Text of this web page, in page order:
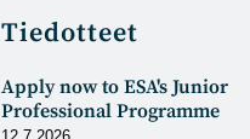
Tiedotteet
Apply now to ESA's Junior
Professional Programme